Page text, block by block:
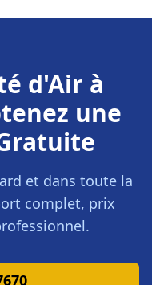
d'Air à
une
et dans toute la
complet, prix